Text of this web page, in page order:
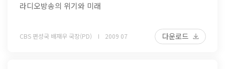
라디오방송의 위기와 미래
CBS 편성국 배재우 국장(PD) 2009 07 다운로드